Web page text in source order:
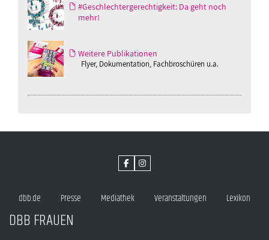
#Geschlechtergerechtigkeit: Da geht noch
mehr!
Weitere Publikationen
Flyer, Dokumentation, Fachbroschüren u.a.
dbb.de Presse Mediathek Veranstaltungen Lexikon
DBB FRAUEN